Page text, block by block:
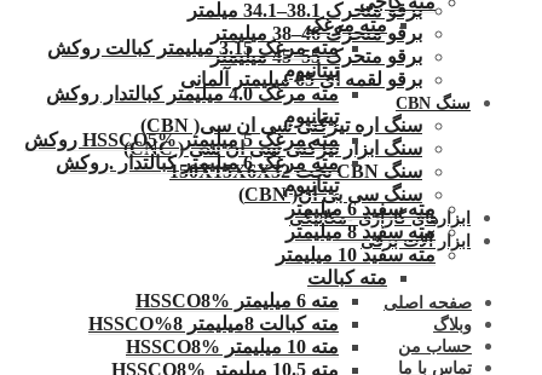
برقو متحرک 38.1–34.1 میلمتر
برقو متحرک 46–38 میلیمتر
برقو متحرک 55–45 میلیمتر
برقو لقمه ای 65 میلیمتر آلمانی
سنگ CBN
سنگ اره تیزکنی سی ان سی( CBN)
سنگ ابزار تیزکنی سی ان سی ( CNC)
سنگ CBN تخت 150X15X6X32
سنگ سی بی ان( CBN)
ابزارهای گاراژی -مکانیکی
ابزار آلات برقی
صفحه اصلی
وبلاگ
حساب من
تماس با ما
مته مرغک
مته مرغک 3.15 میلیمتر کبالت روکش
تیتانیوم
مته مرغک 4.0 میلیمتر کبالتدار روکش
تیتانیوم
مته مرغک 5 میلیمتر HSSCO5% روکش
مته مرغک 6 میلیمتر کبالتدار .روکش
تیتانیوم
مته سفید 6 میلیمتر
مته سفید 8 میلیمتر
مته سفید 10 میلیمتر
مته کبالت
مته 6 میلیمتر HSSCO8%
مته کبالت 8میلیمتر 8%HSSCO
مته 10 میلیمتر HSSCO8%
مته 10.5 میلیمتر HSSCO8%